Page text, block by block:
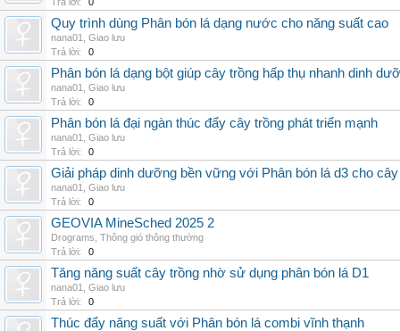
Quy trình dùng Phân bón lá dạng nước cho năng suất cao
nana01
Giao lưu
Trả lời:
0
Phân bón lá dạng bột giúp cây trồng hấp thụ nhanh dinh
nana01
Giao lưu
Trả lời:
0
Phân bón lá đại ngàn thúc đẩy cây trồng phát triển mạnh
nana01
Giao lưu
Trả lời:
0
Giải pháp dinh dưỡng bền vững với Phân bón lá d3 cho cây
nana01
Giao lưu
Trả lời:
0
GEOVIA MineSched 2025 2
Drograms Thông gió thông thường
Trả lời:
0
Tăng năng suất cây trồng nhờ sử dụng phân bón lá D1
nana01
Giao lưu
Trả lời:
0
Thúc đẩy năng suất với Phân bón lá combi vĩnh thạnh